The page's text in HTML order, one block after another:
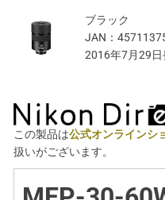
ブラック
JAN：
2016年7月29日
この製品は公式オンラインシ
扱いがございます。